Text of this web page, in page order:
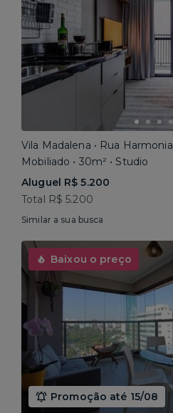
Vila Madalena • Rua Harmonia
Mobiliado • 30m² • Studio
Aluguel R$ 5.200
Total R$ 5.200
Similar a sua busca
Baixou o preço
Promoção até 15/08